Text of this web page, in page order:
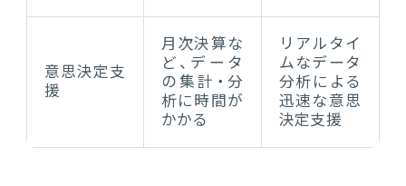
意思決定支
援
月次決算な
ど、データ
の集計・分
析に時間が
かかる
リアルタイ
ムなデータ
分析による
迅速な意思
決定支援